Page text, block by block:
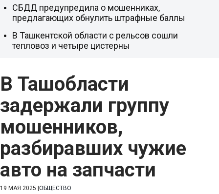
В Ташобласти
задержали группу
мошенников,
разбиравших чужие
авто на запчасти
19 МАЯ 2025 ОБЩЕСТВО
СБДД предупредила о мошенниках,
предлагающих обнулить штрафные баллы
В Ташкентской области с рельсов сошли
тепловоз и четыре цистерны